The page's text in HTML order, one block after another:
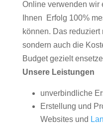
Online verwenden wir
Ihnen Erfolg 100%
können. Das
sondern auch die
Budget gezielt
Unsere Leistungen
unverbindliche
Erstellung und
Websites und